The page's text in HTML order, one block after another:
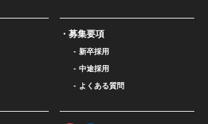
募集要項
新卒採用
中途採用
よくある質問